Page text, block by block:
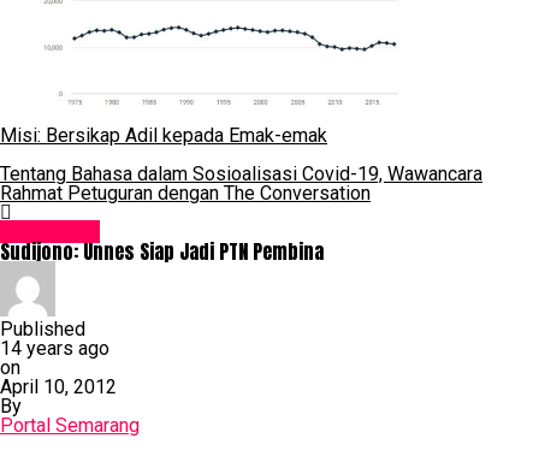
Misi: Bersikap Adil kepada Emak-emak
Tentang Bahasa dalam Sosioalisasi Covid-19, Wawancara
Rahmat Petuguran dengan The Conversation
Sudijono: Unnes Siap Jadi PTN Pembina
Published
14 years ago
on
April 10, 2012
By
Portal Semarang